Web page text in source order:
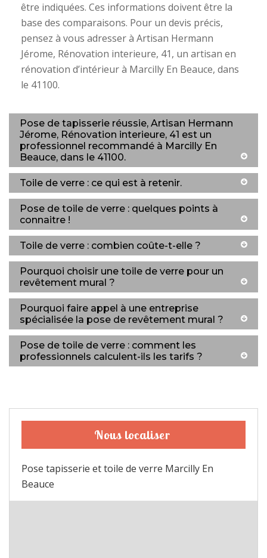
être indiquées. Ces informations doivent être la
base des comparaisons. Pour un devis précis,
pensez à vous adresser à Artisan Hermann
Jérome, Rénovation interieure, 41, un artisan en
rénovation d’intérieur à Marcilly En Beauce, dans
le 41100.
Pose de tapisserie réussie, Artisan Hermann
Jérome, Rénovation interieure, 41 est un
professionnel recommandé à Marcilly En
Beauce, dans le 41100.
Toile de verre : ce qui est à retenir.
Pose de toile de verre : quelques points à
connaitre !
Toile de verre : combien coûte-t-elle ?
Pourquoi choisir une toile de verre pour un
revêtement mural ?
Pourquoi faire appel à une entreprise
spécialisée la pose de revêtement mural ?
Pose de toile de verre : comment les
professionnels calculent-ils les tarifs ?
Nous localiser
Pose tapisserie et toile de verre Marcilly En
Beauce